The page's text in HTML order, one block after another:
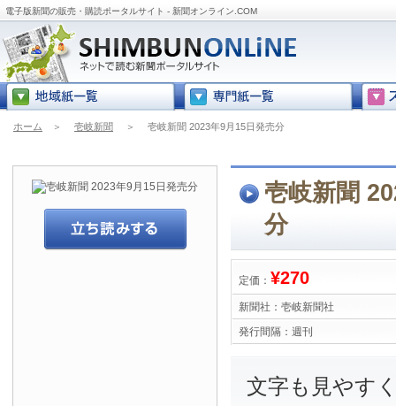
電子版新聞の販売・購読ポータルサイト - 新聞オンライン.COM
ホーム ＞ 壱岐新聞 ＞ 壱岐新聞 2023年9月15日発売分
壱岐新聞
分
定価： ¥270
新聞社： 壱岐新聞社
発行間隔： 週刊
文字も見やす